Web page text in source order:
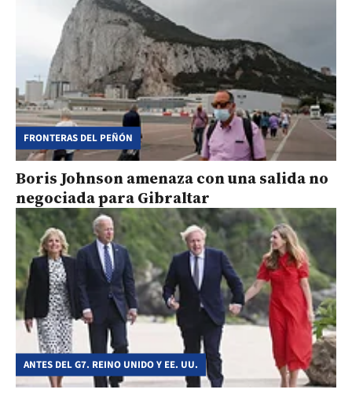
FRONTERAS DEL PEÑÓN
Boris Johnson amenaza con una salida no
negociada para Gibraltar
ANTES DEL G7. REINO UNIDO Y EE. UU.